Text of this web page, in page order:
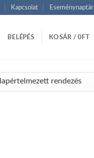
Kapcsolat Eseménynaptár
BELÉPÉS KOSÁR /0FT